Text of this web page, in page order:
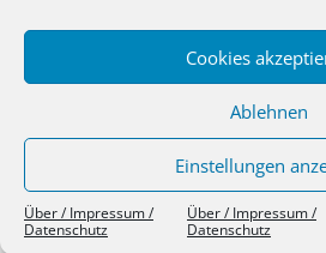
Cookies
Ablehnen
Einstellungen
Über / Impressum /
Datenschutz
Über / Impressum /
Datenschutz
SIEBEN TAGE, SIEBEN THEMEN